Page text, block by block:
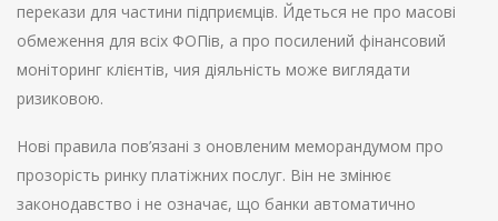
перекази для частини підприємців. Йдеться не про масові
обмеження для всіх ФОПів, а про посилений фінансовий
моніторинг клієнтів, чия діяльність може виглядати
ризиковою.
Нові правила пов’язані з оновленим меморандумом про
прозорість ринку платіжних послуг. Він не змінює
законодавство і не означає, що банки автоматично